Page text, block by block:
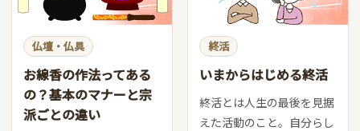
仏壇・仏具
お線香の作法ってある
の？基本のマナーと宗
派ごとの違い
終活
いまからはじめる終活
終活とは人生の最後を見据
えた活動のこと。自分らし